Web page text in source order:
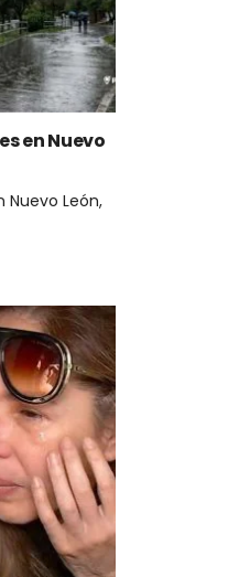
en Nuevo
Nuevo León,